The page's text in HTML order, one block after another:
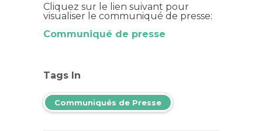
Cliquez sur le lien suivant pour
visualiser le communiqué de presse:
Communiqué de presse
Tags In
Communiqués de Presse